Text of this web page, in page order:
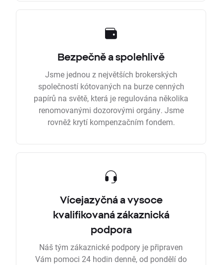
Bezpečně a spolehlivě
Jsme jednou z největších brokerských
společností kótovaných na burze cenných
papírů na světě, která je regulována několika
renomovanými dozorovými orgány. Jsme
rovněž krytí kompenzačním fondem.
Vícejazyčná a vysoce
kvalifikovaná zákaznická
podpora
Náš tým zákaznické podpory je připraven
Vám pomoci 24 hodin denně, od pondělí do